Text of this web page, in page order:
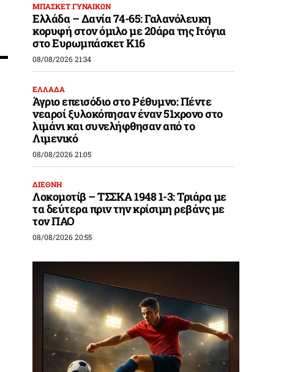
ΜΠΑΣΚΕΤ ΓΥΝΑΙΚΩΝ
Ελλάδα – Δανία 74-65: Γαλανόλευκη
κορυφή στον όμιλο με 20άρα της Ιτόγια
στο Ευρωμπάσκετ Κ16
08/08/2026 21:34
ΕΛΛΑΔΑ
Άγριο επεισόδιο στο Ρέθυμνο: Πέντε
νεαροί ξυλοκόπησαν έναν 51χρονο στο
λιμάνι και συνελήφθησαν από το
Λιμενικό
08/08/2026 21:05
ΔΙΕΘΝΗ
Λοκομοτίβ – ΤΣΣΚΑ 1948 1-3: Τριάρα με
τα δεύτερα πριν την κρίσιμη ρεβάνς με
τον ΠΑΟ
08/08/2026 20:55